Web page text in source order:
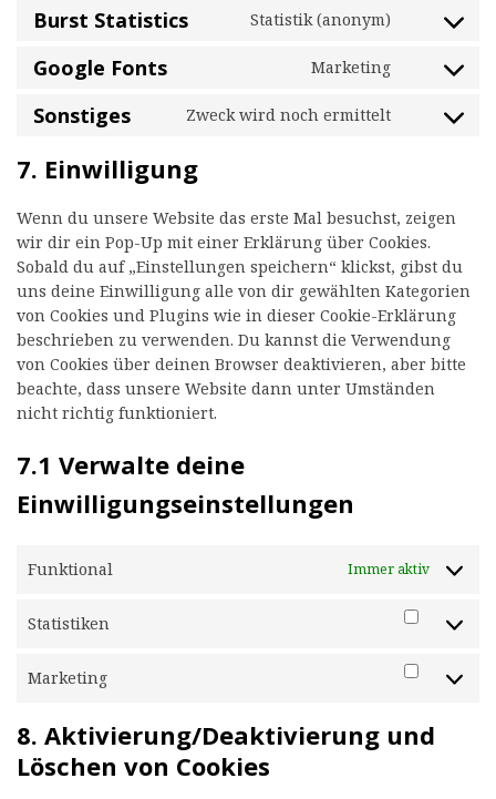
service
Burst Statistics Statistik (anonym)
Consent
service
statistics
Google Fonts Marketing
Consent
service
Sonstiges Zweck wird noch ermittelt
Consent
7. Einwilligung
Wenn du unsere Website das erste Mal besuchst, zeigen
wir dir ein Pop-Up mit einer Erklärung über Cookies.
Sobald du auf „Einstellungen speichern“ klickst, gibst du
uns deine Einwilligung alle von dir gewählten Kategorien
von Cookies und Plugins wie in dieser Cookie-Erklärung
beschrieben zu verwenden. Du kannst die Verwendung
von Cookies über deinen Browser deaktivieren, aber bitte
beachte, dass unsere Website dann unter Umständen
nicht richtig funktioniert.
7.1 Verwalte deine
Einwilligungseinstellungen
Funktional Immer aktiv
Statistiken
Marketing
8. Aktivierung/Deaktivierung und
Löschen von Cookies